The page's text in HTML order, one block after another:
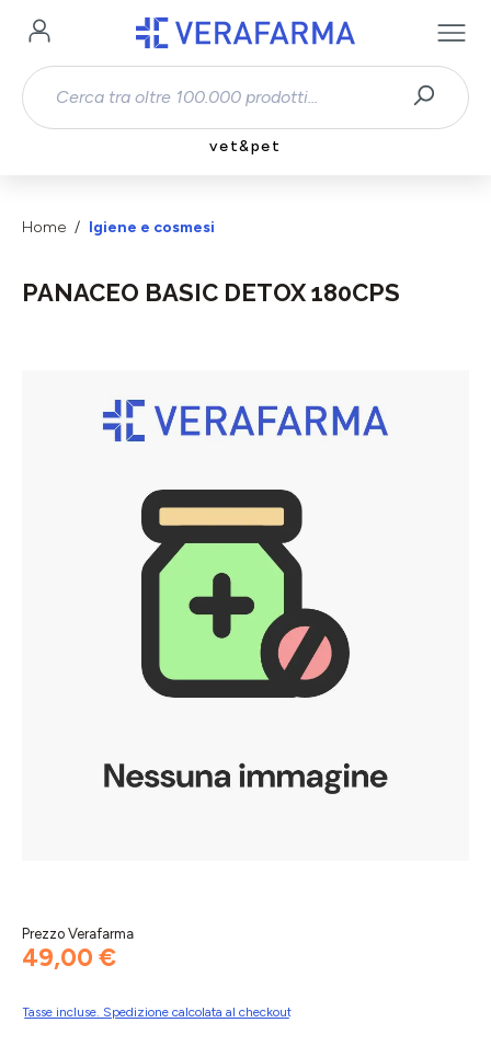
Passa al contenuto principale
vet&pet
Home Igiene e cosmesi
PANACEO BASIC DETOX 180CPS
Prezzo Verafarma
49,00 €
Tasse incluse. Spedizione calcolata al checkout